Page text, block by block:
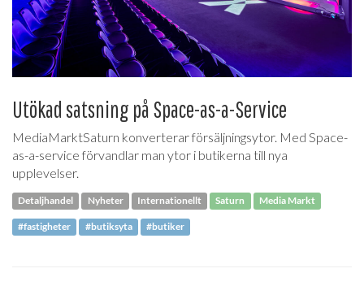
Utökad satsning på Space-as-a-Service
MediaMarktSaturn konverterar försäljningsytor. Med Space-
as-a-service förvandlar man ytor i butikerna till nya
upplevelser.
Detaljhandel Nyheter Internationellt Saturn Media Markt
#fastigheter #butiksyta #butiker